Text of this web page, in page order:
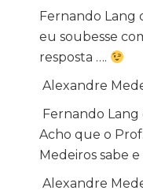
Fernando Lang
eu soubesse
resposta ….
Alexandre
Fernando Lang
Acho que o
Medeiros sabe
Alexandre